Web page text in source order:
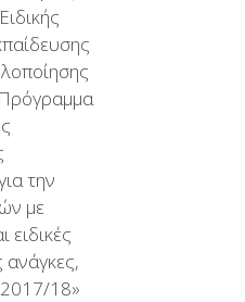
την
με
ειδικές
ανάγκες,
2017/18»